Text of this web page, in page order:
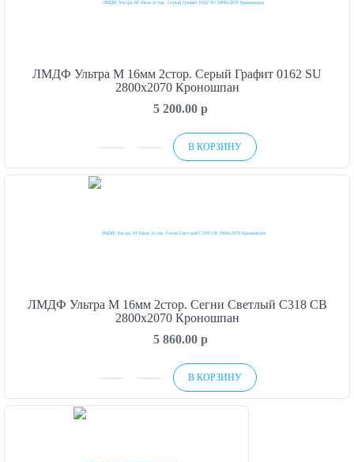
ЛМДФ Ультра М 16мм 2стор. Серый Графит 0162 SU
2800х2070 Кроношпан
5 200.00 p
В КОРЗИНУ
ЛМДФ Ультра М 16мм 2стор. Сегни Светлый C318 CB
2800х2070 Кроношпан
5 860.00 p
В КОРЗИНУ